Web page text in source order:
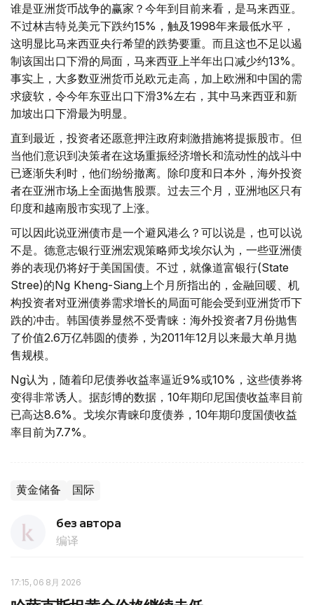
谁是亚洲货币战争的赢家？今年到目前来看，是马来西亚。
不过林吉特兑美元下跌约15%，触及1998年来最低水平，
这明显比马来西亚央行希望的跌势要重。而且这也不足以遏
制该国出口下滑的局面，马来西亚上半年出口减少约13%。
事实上，大多数亚洲货币兑欧元走高，加上欧洲和中国的需
求疲软，令今年东亚出口下滑3%左右，其中马来西亚和新
加坡出口下滑最为明显。
直到最近，投资者还愿意押注政府刺激措施将提振股市。但
当他们意识到决策者在这场重振经济增长和流动性的战斗中
已逐渐失利时，他们纷纷撤离。除印度和日本外，海外投资
者在亚洲市场上全面抛售股票。过去三个月，亚洲地区只有
印度和越南股市实现了上涨。
可以因此说亚洲债市是一个避风港么？可以说是，也可以说
不是。德意志银行亚洲宏观策略师戈埃尔认为，一些亚洲债
券的表现仍将好于美国国债。不过，就像道富银行(State
Stree)的Ng Kheng-Siang上个月所指出的，金融回暖、机
构投资者对亚洲债券需求增长的局面可能会受到亚洲货币下
跌的冲击。韩国债券显然不受青睐：海外投资者7月份抛售
了价值2.6万亿韩圆的债券，为2011年12月以来最大单月抛
售规模。
Ng认为，随着印尼债券收益率逼近9%或10%，这些债券将
变得非常诱人。据彭博的数据，10年期印尼国债收益率目前
已高达8.6%。戈埃尔青睐印度债券，10年期印度国债收益
率目前为7.7%。
黄金储备 国际
без автора
编译
17:15, 06 8月 2026